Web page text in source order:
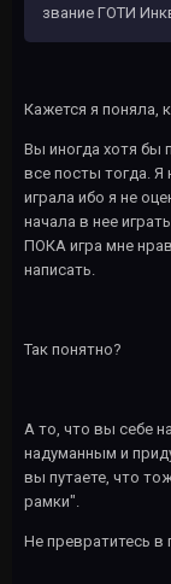
звание ГОТИ
Кажется я поняла,
Вы иногда хотя бы
все посты тогда.
играла ибо я не
начала в нее
ПОКА игра мне
написать.
Так понятно?
А то, что вы себе
надуманным и
вы путаете, что
рамки".
Не превратитесь в